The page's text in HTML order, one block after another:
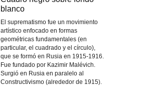
blanco
El suprematismo fue un movimiento
artístico enfocado en formas
geométricas fundamentales (en
particular, el cuadrado y el círculo),
que se formó en Rusia en 1915-1916.
Fue fundado por Kazimir Malévich.
Surgió en Rusia en paralelo al
Constructivismo (alrededor de 1915).
blanco